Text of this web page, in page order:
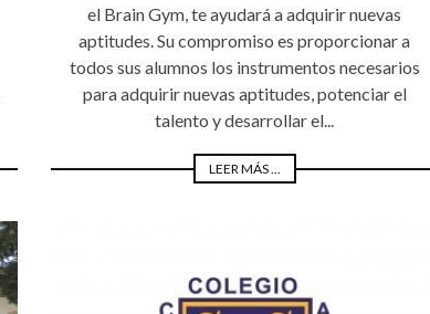
el Brain Gym, te ayudará a adquirir nuevas
aptitudes. Su compromiso es proporcionar a
todos sus alumnos los instrumentos necesarios
para adquirir nuevas aptitudes, potenciar el
talento y desarrollar el...
LEER MÁS ...